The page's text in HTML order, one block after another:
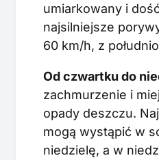
umiarkowany i
najsilniejsze
60 km/h, z
Od czwartku do
zachmurzenie i
opady deszczu.
mogą wystąpić w
niedzielę, a w